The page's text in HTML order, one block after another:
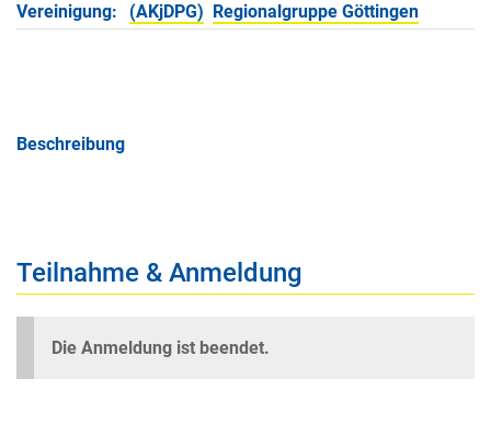
Vereinigung:
(AKjDPG)
Regionalgruppe Göttingen
Beschreibung
Teilnahme & Anmeldung
Die Anmeldung ist beendet.